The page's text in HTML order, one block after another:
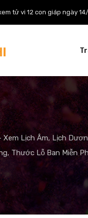
tử vi 12 con giáp ngày
Lịch Âm, Lịch
Thước Lỗ Ban Miễn